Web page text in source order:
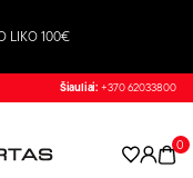
LIKO 100€
Šiauliai: +370 62033800
0